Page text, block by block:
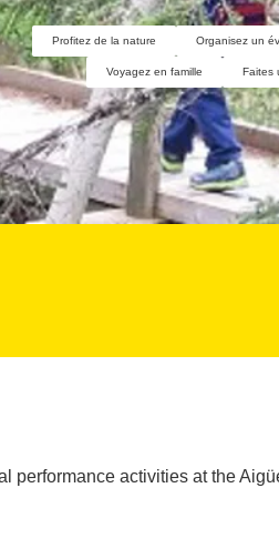
Profitez de la nature Organisez un
Voyagez en famille Faites
performance activities at the